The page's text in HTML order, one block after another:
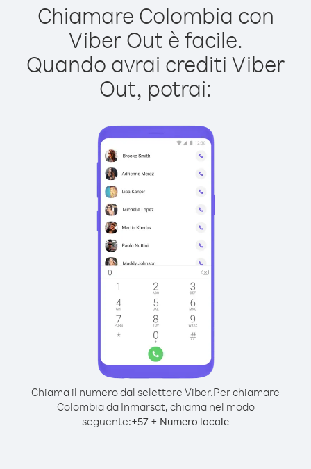
Chiamare Colombia con
Viber Out è facile.
Quando avrai crediti Viber
Out, potrai:
Chiama il numero dal selettore Viber.Per chiamare
Colombia da Inmarsat, chiama nel modo
seguente:+57 + Numero locale